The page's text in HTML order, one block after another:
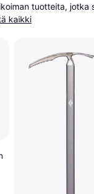
tuotteita, jotka
kaikki